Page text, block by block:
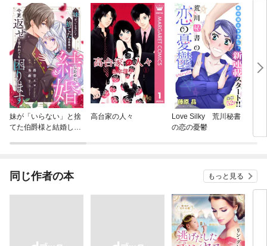
妹が「いらない」と捨
てた伯爵様と結婚した
高台家の人々
Love Silky 荒川秘書
の恋の憂鬱
ら
同じ作者の本 もっと見る